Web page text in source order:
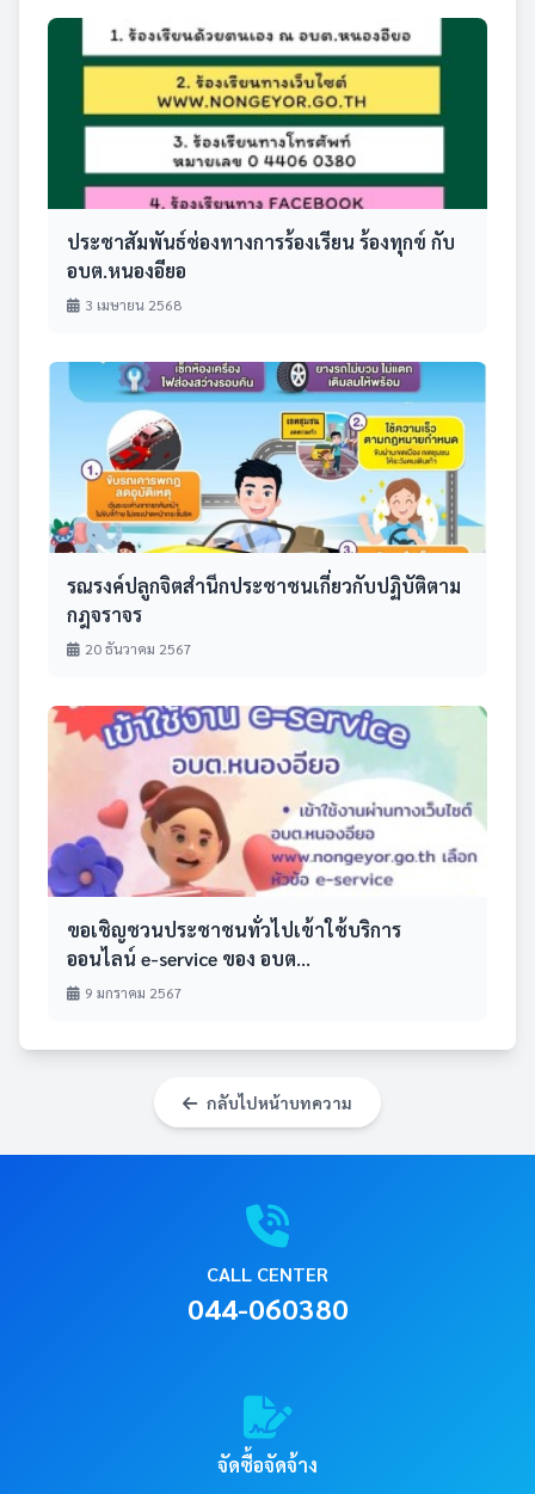
ประชาสัมพันธ์ช่องทางการร้องเรียน ร้องทุกข์ กับ
อบต.หนองอียอ
3 เมษายน 2568
รณรงค์ปลูกจิตสำนึกประชาชนเกี่ยวกับปฏิบัติตาม
กฎจราจร
20 ธันวาคม 2567
ขอเชิญชวนประชาชนทั่วไปเข้าใช้บริการ
ออนไลน์ e-service ของ อบต...
9 มกราคม 2567
กลับไปหน้าบทความ
CALL CENTER
044-060380
จัดซื้อจัดจ้าง